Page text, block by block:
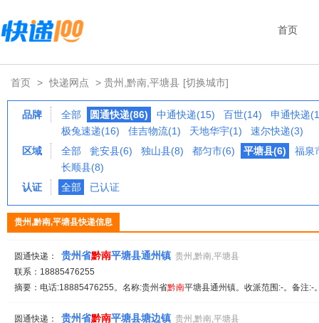
首页
首页 > 快递网点 > 贵州,黔南,平塘县 [切换城市]
品牌 全部 圆通快递(86) 中通快递(15) 百世(14)
申通快递
极兔速递(16)
佳吉物流(1) 天地华宇(1)
速尔快递(3)
区域
全部 瓮安县(6) 独山县(8) 都匀市(6) 平塘县(6)
福泉
长顺县(8)
认证
全部 已认证
贵州,黔南,平塘县快递信息
圆通快递： 贵州省黔南平塘县通州镇 贵州,黔南,平塘县
联系：18885476255
摘要：电话:18885476255。名称:贵州省黔南平塘县通州镇。收派范围:-。备注
圆通快递： 贵州省黔南平塘县塘边镇 贵州,黔南,平塘县